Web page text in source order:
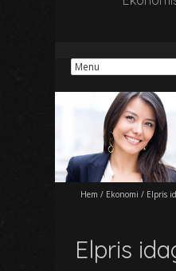
Hem / Ekonomi / Elpris
Elpris